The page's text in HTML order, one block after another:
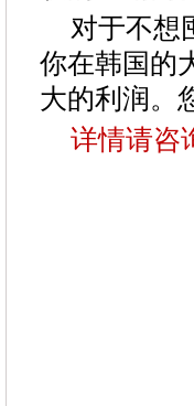
对于不想
你在韩国的
大的利润。
详情请咨